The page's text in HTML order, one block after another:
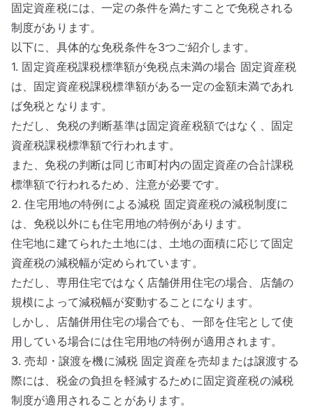
固定資産税には、一定の条件を満たすことで免税される
制度があります。
以下に、具体的な免税条件を3つご紹介します。
1. 固定資産税課税標準額が免税点未満の場合 固定資産税
は、固定資産税課税標準額がある一定の金額未満であれ
ば免税となります。
ただし、免税の判断基準は固定資産税額ではなく、固定
資産税課税標準額で行われます。
また、免税の判断は同じ市町村内の固定資産の合計課税
標準額で行われるため、注意が必要です。
2. 住宅用地の特例による減税 固定資産税の減税制度に
は、免税以外にも住宅用地の特例があります。
住宅地に建てられた土地には、土地の面積に応じて固定
資産税の減税幅が定められています。
ただし、専用住宅ではなく店舗併用住宅の場合、店舗の
規模によって減税幅が変動することになります。
しかし、店舗併用住宅の場合でも、一部を住宅として使
用している場合には住宅用地の特例が適用されます。
3. 売却・譲渡を機に減税 固定資産を売却または譲渡する
際には、税金の負担を軽減するために固定資産税の減税
制度が適用されることがあります。